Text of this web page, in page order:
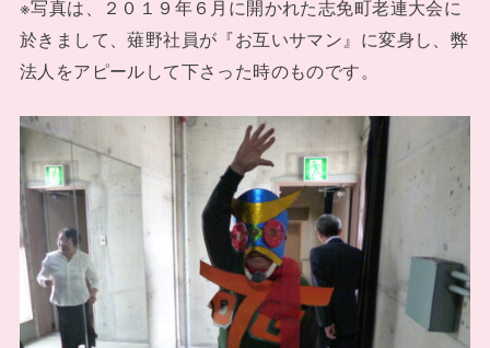
※写真は、２０１９年６月に開かれた志免町老連大会に
於きまして、薙野社員が『お互いサマン』に変身し、弊
法人をアピールして下さった時のものです。